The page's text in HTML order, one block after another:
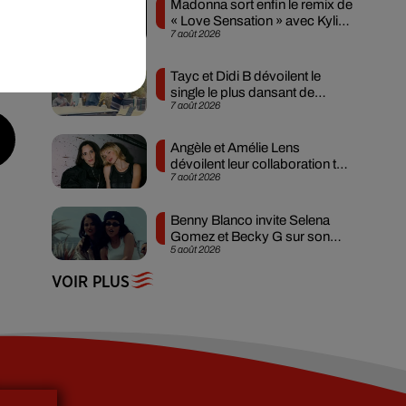
7 août 2026
Madonna sort enfin le remix de
« Love Sensation » avec Kylie
Minogue
7 août 2026
Tayc et Didi B dévoilent le
single le plus dansant de
l’année
7 août 2026
Angèle et Amélie Lens
dévoilent leur collaboration tant
attendue
5 août 2026
Benny Blanco invite Selena
Gomez et Becky G sur son
nouveau single
VOIR PLUS